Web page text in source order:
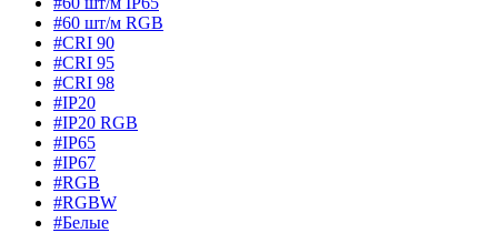
#60 шт/м RGB
#CRI 90
#CRI 95
#CRI 98
#IP20
#IP20 RGB
#IP65
#IP67
#RGB
#RGBW
#Белые